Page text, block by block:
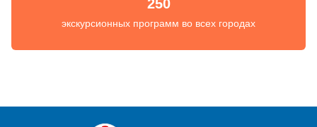
250
экскурсионных программ во всех городах